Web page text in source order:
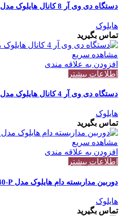
دستگاه دی وی آر 8 کانال هایلوک مدل HiLook DVR-208U-K1
هایلوک
تماس بگیرید
مشاهده سریع
افزودن به علاقه مندی
اطلاعات بیشتر
دستگاه دی وی آر 4 کانال هایلوک مدل HiLook DVR-104G-F1
هایلوک
تماس بگیرید
مشاهده سریع
افزودن به علاقه مندی
اطلاعات بیشتر
دوربین مداربسته دام هایلوک مدل HiLook THC-T240-P
هایلوک
تماس بگیرید